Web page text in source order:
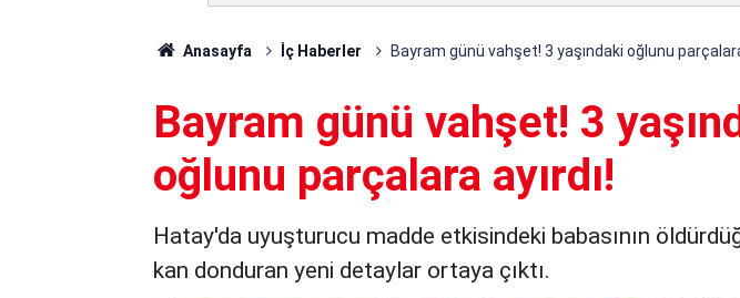
Anasayfa İç Haberler Bayram günü vahşet! 3 yaşındaki oğlunu parçalara
Bayram günü vahşet! 3
oğlunu parçalara ayırdı!
Hatay'da uyuşturucu madde etkisindeki babasının
kan donduran yeni detaylar ortaya çıktı.